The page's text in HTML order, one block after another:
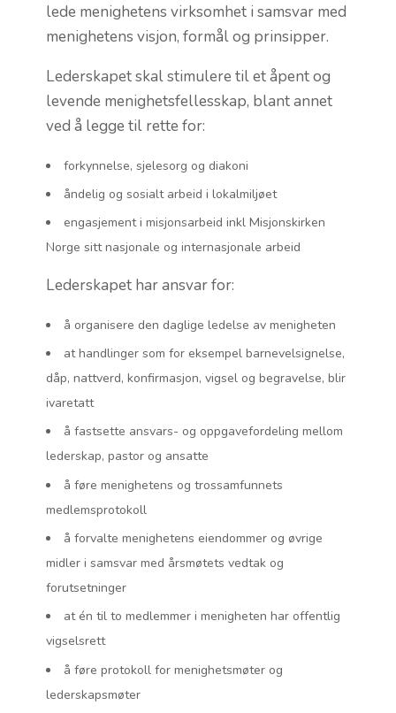
lede menighetens virksomhet i samsvar med
menighetens visjon, formål og prinsipper.
Lederskapet skal stimulere til et åpent og
levende menighetsfellesskap, blant annet
ved å legge til rette for:
forkynnelse, sjelesorg og diakoni
åndelig og sosialt arbeid i lokalmiljøet
engasjement i misjonsarbeid inkl Misjonskirken
Norge sitt nasjonale og internasjonale arbeid
Lederskapet har ansvar for:
å organisere den daglige ledelse av menigheten
at handlinger som for eksempel barnevelsignelse,
dåp, nattverd, konfirmasjon, vigsel og begravelse, blir
ivaretatt
å fastsette ansvars- og oppgavefordeling mellom
lederskap, pastor og ansatte
å føre menighetens og trossamfunnets
medlemsprotokoll
å forvalte menighetens eiendommer og øvrige
midler i samsvar med årsmøtets vedtak og
forutsetninger
at én til to medlemmer i menigheten har offentlig
vigselsrett
å føre protokoll for menighetsmøter og
lederskapsmøter